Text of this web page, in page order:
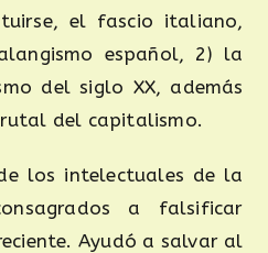
el fascio italiano,
español, 2) la
del siglo XX, además
del capitalismo.
los intelectuales de la
a falsificar
Ayudó a salvar al